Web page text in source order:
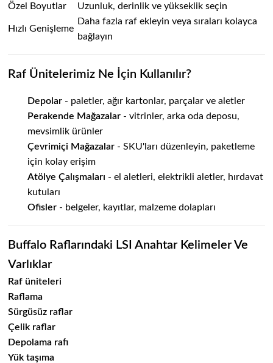
Özel Boyutlar Uzunluk, derinlik ve yükseklik seçin
Hızlı Genişleme
Daha fazla raf ekleyin veya sıraları kolayca
bağlayın
Raf Ünitelerimiz Ne İçin Kullanılır?
Depolar - paletler, ağır kartonlar, parçalar ve aletler
Perakende Mağazalar - vitrinler, arka oda deposu,
mevsimlik ürünler
Çevrimiçi Mağazalar - SKU'ları düzenleyin, paketleme
için kolay erişim
Atölye Çalışmaları - el aletleri, elektrikli aletler, hırdavat
kutuları
Ofisler - belgeler, kayıtlar, malzeme dolapları
Buffalo Raflarındaki LSI Anahtar Kelimeler Ve
Varlıklar
Raf üniteleri
Raflama
Sürgüsüz raflar
Çelik raflar
Depolama rafı
Yük taşıma